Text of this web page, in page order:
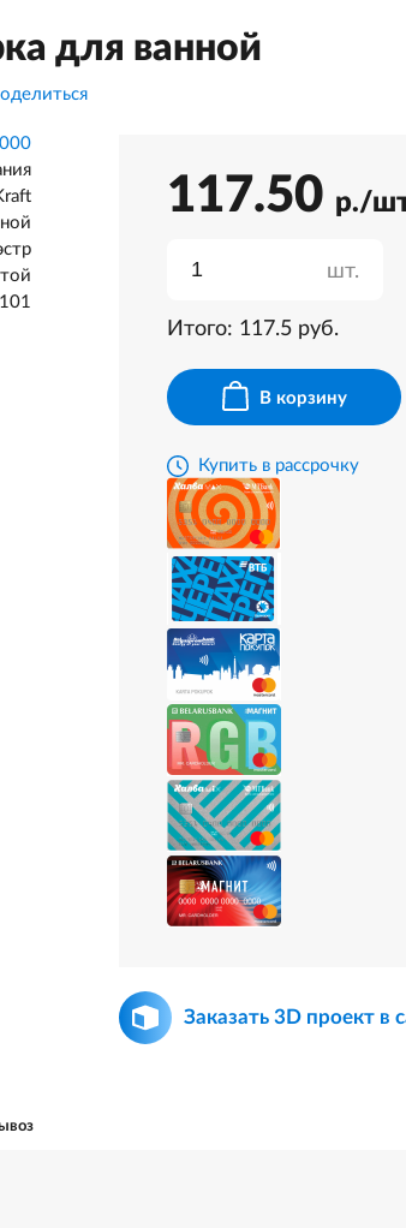
для ванной
117.50 р./
шт.
Итого: 117.5 руб.
В корзину
Купить в рассрочку
Заказать 3D проект в